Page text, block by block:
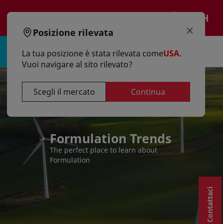
Accedi | Registro
Formulation Trends
The perfect place to learn about
Formulation
Contattaci
×
Posizione rilevata
La tua posizione è stata rilevata comeUSA.
Vuoi navigare al sito rilevato?
Scegli il mercato Continua